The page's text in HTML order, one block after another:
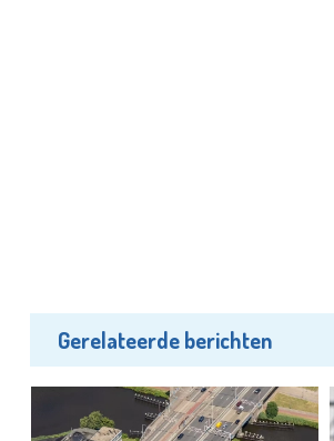
Gerelateerde berichten